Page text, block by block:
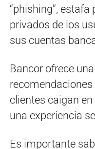
“phishing”,
privados de los
sus cuentas
Bancor ofrece
clientes caigan
una experiencia
Es importante